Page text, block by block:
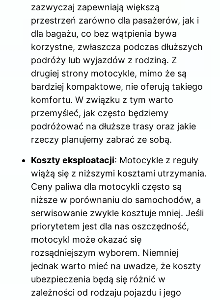
zazwyczaj zapewniają większą
przestrzeń zarówno dla pasażerów, jak i
dla bagażu, co bez wątpienia bywa
korzystne, zwłaszcza podczas dłuższych
podróży lub wyjazdów z rodziną. Z
drugiej strony motocykle, mimo że są
bardziej kompaktowe, nie oferują takiego
komfortu. W związku z tym warto
przemyśleć, jak często będziemy
podróżować na dłuższe trasy oraz jakie
rzeczy planujemy zabrać ze sobą.
Koszty eksploatacji: Motocykle z reguły
wiążą się z niższymi kosztami utrzymania.
Ceny paliwa dla motocykli często są
niższe w porównaniu do samochodów, a
serwisowanie zwykle kosztuje mniej. Jeśli
priorytetem jest dla nas oszczędność,
motocykl może okazać się
rozsądniejszym wyborem. Niemniej
jednak warto mieć na uwadze, że koszty
ubezpieczenia będą się różnić w
zależności od rodzaju pojazdu i jego